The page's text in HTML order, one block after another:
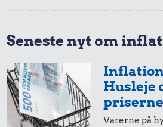
100,-
i 2005
50,-
i 2005
Seneste nyt om
Husleje
Varerne på